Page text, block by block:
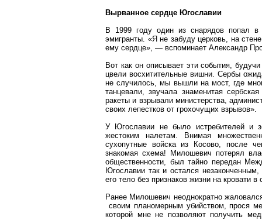
Вырванное сердце Югославии
В 1999 году один из снарядов попал в
эмигранты. «Я не забуду церковь, на
ему сердце», — вспоминает Александр
Вот как он описывает эти события,
цвели восхитительные вишни. Сербы
не случилось, мы вышли на мост, где
танцевали, звучала знаменитая
ракеты и взрывали министерства,
своих лепестков от грохочущих взрывов».
У Югославии не было истребителей и
жестоким налетам. Внимая
сухопутные войска из Косово, после
знакомая схема! Милошевич потерял
общественности, был тайно передан
Югославии так и остался
его тело без признаков жизни на кровати
Ранее Милошевич неоднократно
своим планомерным убийством, прося
которой мне не позволяют получить